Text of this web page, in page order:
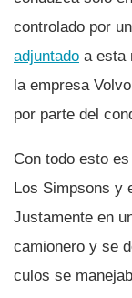
controlado por
adjuntado a esta
la empresa
por parte del
Con todo esto
Los Simpsons y
Justamente en
camionero y se
culos se